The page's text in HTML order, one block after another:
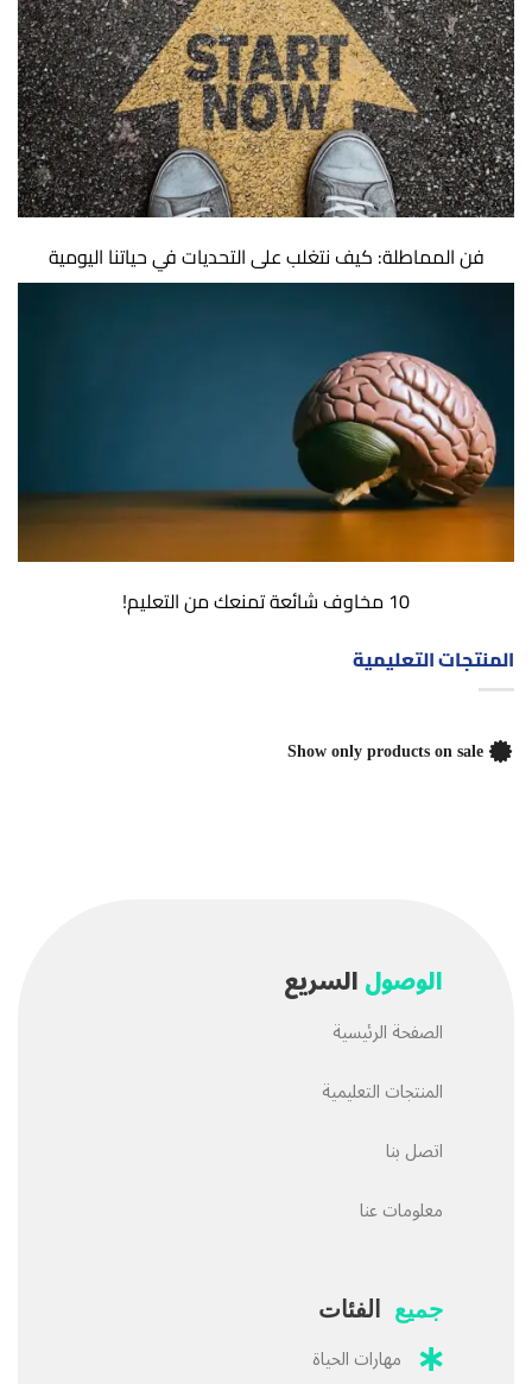
فن المماطلة: كيف نتغلب على التحديات في حياتنا اليومية
10 مخاوف شائعة تمنعك من التعليم!
المنتجات التعليمية
Show only products on sale
الوصولالسريع
الصفحة الرئيسية
المنتجات التعليمية
اتصل بنا
معلومات عنا
جميع الفئات
مهارات الحياة